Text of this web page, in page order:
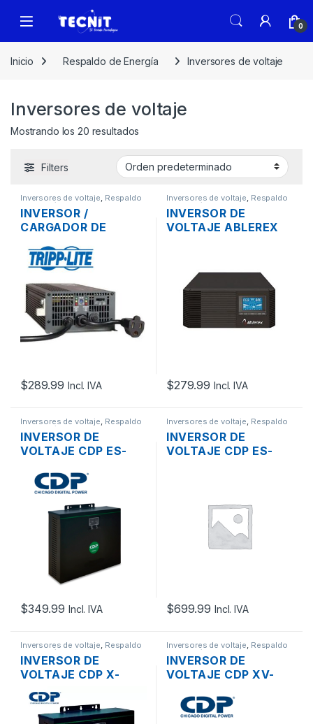
0
Inicio Respaldo de Energía Inversores de voltaje
Inversores de voltaje
Mostrando los 20 resultados
Filters
Inversores de voltaje, Respaldo
de Energía
INVERSOR /
CARGADOR DE
APS700HF DE
700W,12VDC 1 TOMA
120V
$289.99 Incl. IVA
Inversores de voltaje, Respaldo
de Energía
INVERSOR DE
VOLTAJE ABLEREX
12VDC 3 TOMAS
CON LCD 120V
$279.99 Incl. IVA
Inversores de voltaje, Respaldo
de Energía
INVERSOR DE
VOLTAJE CDP ES-
– 700W 4 TOMAS
120V
$349.99 Incl. IVA
Inversores de voltaje, Respaldo
de Energía
INVERSOR DE
VOLTAJE CDP ES-
$699.99 Incl. IVA
Inversores de voltaje, Respaldo
de Energía
INVERSOR DE
VOLTAJE CDP X-
1500VA – 1000W 4
TOMAS 120V
Inversores de voltaje, Respaldo
de Energía
INVERSOR DE
VOLTAJE CDP XV-
120V 12VDC 1XUSB,
1XUSB-C, 4 TOMAS